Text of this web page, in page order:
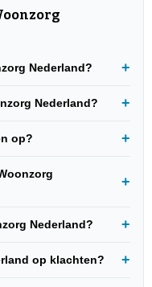
Nederland?
Nederland?
op?
Nederland?
op klachten?